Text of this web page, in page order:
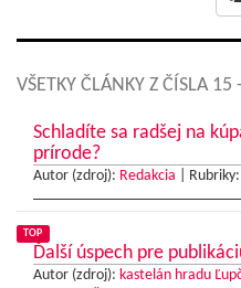
VŠETKY ČLÁNKY Z ČÍSLA 15
Schladíte sa radšej na
prírode?
Autor (zdroj): Redakcia Rubriky:
TOP
Ďalší úspech pre
Autor (zdroj): kastelán hradu